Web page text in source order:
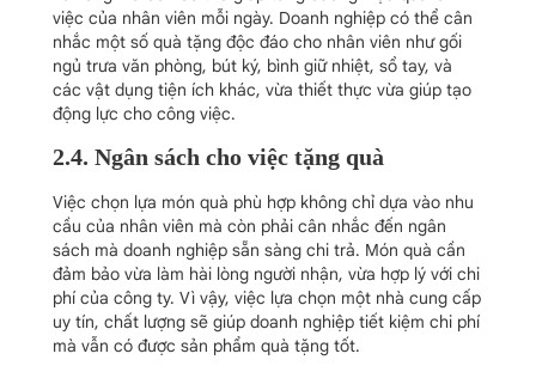
việc của nhân viên mỗi ngày. Doanh nghiệp có thể cân
nhắc một số quà tặng độc đáo cho nhân viên như gối
ngủ trưa văn phòng, bút ký, bình giữ nhiệt, sổ tay, và
các vật dụng tiện ích khác, vừa thiết thực vừa giúp tạo
động lực cho công việc.
2.4. Ngân sách cho việc tặng quà
Việc chọn lựa món quà phù hợp không chỉ dựa vào nhu
cầu của nhân viên mà còn phải cân nhắc đến ngân
sách mà doanh nghiệp sẵn sàng chi trả. Món quà cần
đảm bảo vừa làm hài lòng người nhận, vừa hợp lý với chi
phí của công ty. Vì vậy, việc lựa chọn một nhà cung cấp
uy tín, chất lượng sẽ giúp doanh nghiệp tiết kiệm chi phí
mà vẫn có được sản phẩm quà tặng tốt.